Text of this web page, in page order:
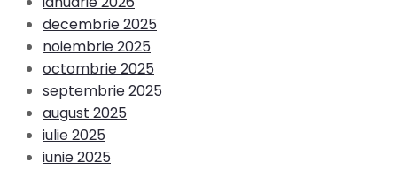
decembrie 2025
noiembrie 2025
octombrie 2025
septembrie 2025
august 2025
iulie 2025
iunie 2025